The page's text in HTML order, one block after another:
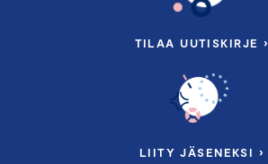
TILAA UUTISKIRJE ›
LIITY JÄSENEKSI ›